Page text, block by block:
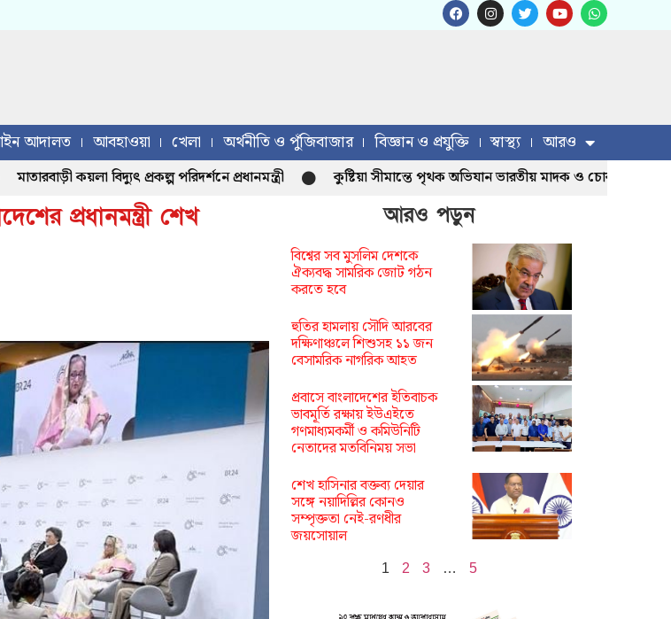
আদালত আবহাওয়া খেলা অর্থনীতি ও পুঁজিবাজার বিজ্ঞান ও প্রযুক্তি স্বাস্থ্য আরও
কয়লা বিদ্যুৎ প্রকল্প পরিদর্শনে প্রধানমন্ত্রী কুষ্টিয়া সীমান্তে পৃথক অভিযান ভারতীয় মাদক ও চোরাই পণ্য জব্দ
প্রধানমন্ত্রী শেখ আরও পড়ুন
বিশ্বের সব মুসলিম দেশকে
ঐক্যবদ্ধ সামরিক জোট গঠন
করতে হবে
হুতির হামলায় সৌদি আরবের
দক্ষিণাঞ্চলে শিশুসহ ১১ জন
বেসামরিক নাগরিক আহত
প্রবাসে বাংলাদেশের ইতিবাচক
ভাবমূর্তি রক্ষায় ইউএইতে
গণমাধ্যমকর্মী ও কমিউনিটি
নেতাদের মতবিনিময় সভা
শেখ হাসিনার বক্তব্য দেয়ার
সঙ্গে নয়াদিল্লির কোনও
সম্পৃক্ততা নেই-রণধীর
জয়সোয়াল
1 2 3 … 5